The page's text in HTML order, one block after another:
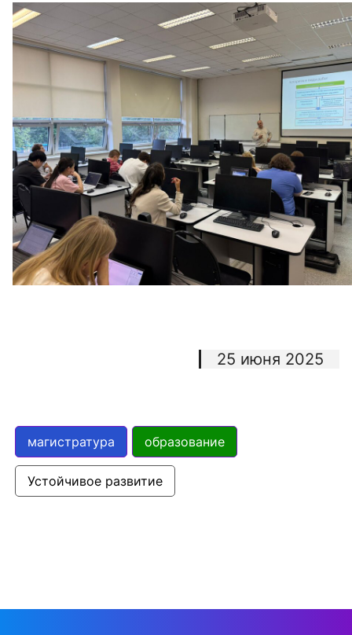
25 июня 2025
магистратура образование
Устойчивое развитие